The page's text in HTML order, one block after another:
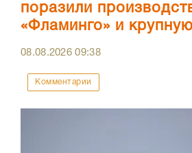
поразили
«Фламинго» и
08.08.202609:38
Комментарии